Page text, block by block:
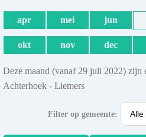
apr mei jun
okt nov dec
Deze maand (vanaf 29 juli 2022) zijn
Achterhoek - Liemers
Filter op gemeente: